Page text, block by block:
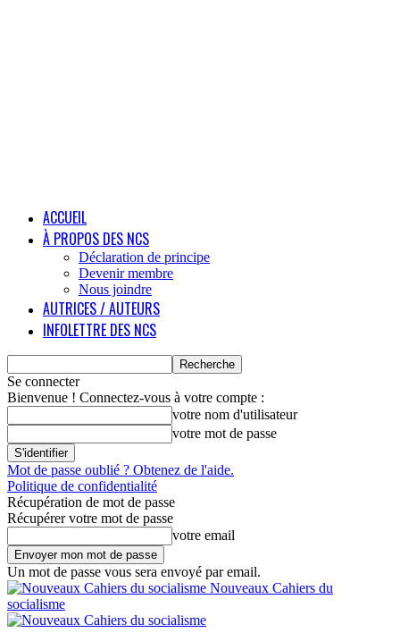
ACCUEIL
À PROPOS DES NCS
Déclaration de principe
Devenir membre
Nous joindre
AUTRICES / AUTEURS
INFOLETTRE DES NCS
Se connecter
Bienvenue ! Connectez-vous à votre compte :
votre nom d'utilisateur
votre mot de passe
Mot de passe oublié ? Obtenez de l'aide.
Politique de confidentialité
Récupération de mot de passe
Récupérer votre mot de passe
votre email
Un mot de passe vous sera envoyé par email.
Nouveaux Cahiers du
socialisme